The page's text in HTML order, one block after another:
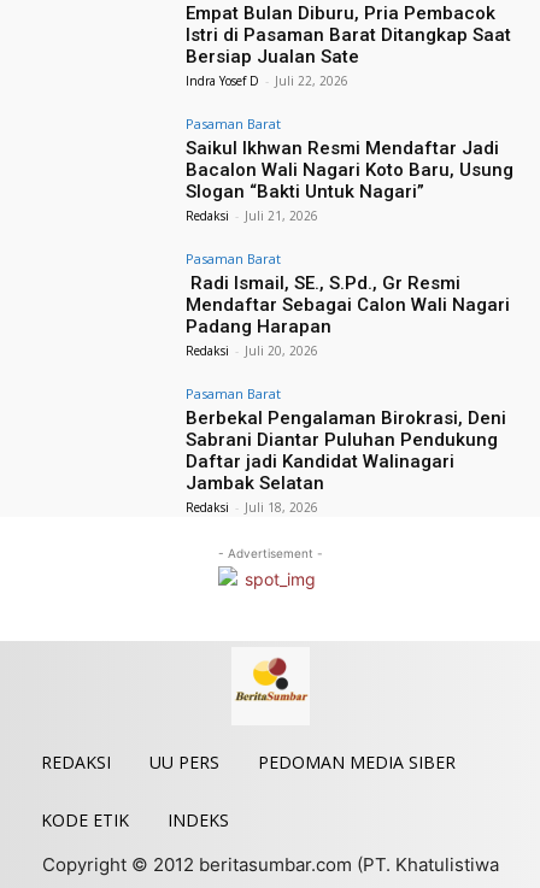
Empat Bulan Diburu, Pria Pembacok
Istri di Pasaman Barat Ditangkap Saat
Bersiap Jualan Sate
Indra Yosef D - Juli 22, 2026
Pasaman Barat
Saikul Ikhwan Resmi Mendaftar Jadi
Bacalon Wali Nagari Koto Baru, Usung
Slogan “Bakti Untuk Nagari”
Redaksi - Juli 21, 2026
Pasaman Barat
Radi Ismail, SE., S.Pd., Gr Resmi
Mendaftar Sebagai Calon Wali Nagari
Padang Harapan
Redaksi - Juli 20, 2026
Pasaman Barat
Berbekal Pengalaman Birokrasi, Deni
Sabrani Diantar Puluhan Pendukung
Daftar jadi Kandidat Walinagari
Jambak Selatan
Redaksi - Juli 18, 2026
- Advertisement -
REDAKSI UU PERS PEDOMAN MEDIA SIBER
KODE ETIK
INDEKS
Copyright © 2012 beritasumbar.com (PT. Khatulistiwa